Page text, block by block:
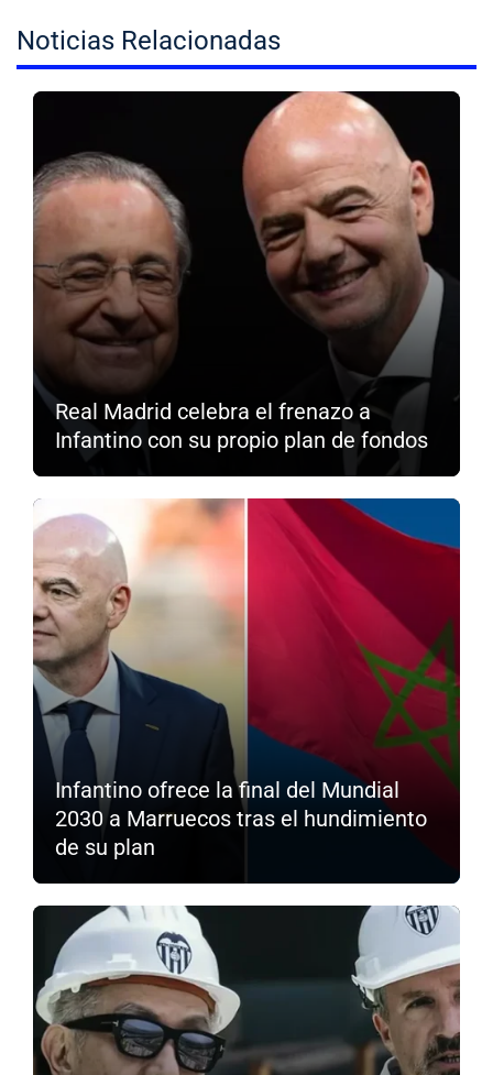
Noticias Relacionadas
Real Madrid celebra el frenazo a
Infantino con su propio plan de fondos
Infantino ofrece la final del Mundial
2030 a Marruecos tras el hundimiento
de su plan